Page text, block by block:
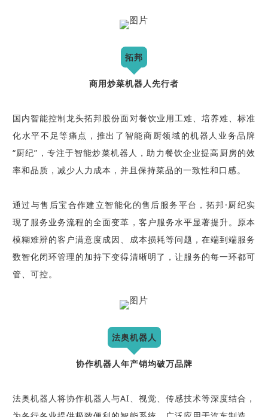
拓邦
商用炒菜机器人先行者
国内智能控制龙头拓邦股份面对餐饮业用工难、培养难、标准
化水平不足等痛点，推出了智能商厨领域的机器人业务品牌
“厨纪”，专注于智能炒菜机器人，助力餐饮企业提高厨房的效
率和品质，减少人力成本，并且保持菜品的一致性和口感。
通过与售后宝合作建立智能化的售后服务平台，拓邦·厨纪实
现了服务业务流程的全面变革，客户服务水平显著提升。原本
模糊难辨的客户满意度成因、成本损耗等问题，在端到端服务
数智化闭环管理的加持下变得清晰明了，让服务的每一环都可
管、可控。
法奥机器人
协作机器人年产销均破万品牌
法奥机器人将协作机器人与AI、视觉、传感技术等深度结合，